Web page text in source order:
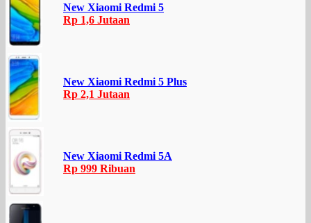
New Xiaomi Redmi 5
Rp 1,6 Jutaan
New Xiaomi Redmi 5 Plus
Rp 2,1 Jutaan
New Xiaomi Redmi 5A
Rp 999 Ribuan